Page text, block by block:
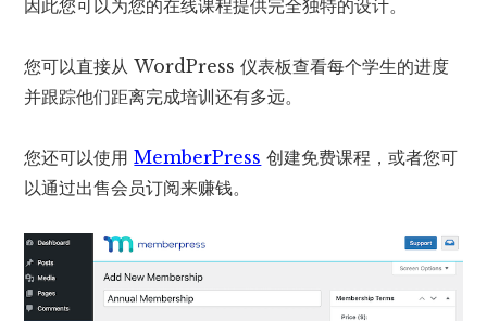
因此您可以为您的在线课程提供完全独特的设计。
您可以直接从 WordPress 仪表板查看每个学生的进度
并跟踪他们距离完成培训还有多远。
您还可以使用MemberPress 创建免费课程，或者您可
以通过出售会员订阅来赚钱。